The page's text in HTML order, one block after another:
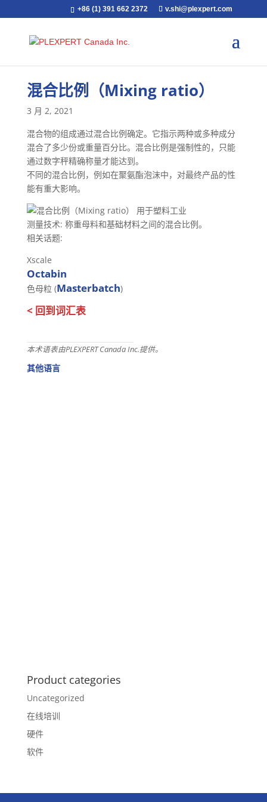
+86 (1) 391 662 2372 v.shi@plexpert.com
混合比例（Mixing ratio）
3 月 2, 2021
混合物的组成通过混合比例确定。它指示两种或多种成分
混合了多少份或重量百分比。混合比例是强制性的，只能
通过数字秤精确称量才能达到。
不同的混合比例，例如在聚氨酯泡沫中，对最终产品的性
能有重大影响。
测量技术: 称重母料和基础材料之间的混合比例。
相关话题:
Xscale
Octabin
色母粒 (Masterbatch)
< 回到词汇表
本术语表由PLEXPERT Canada Inc.提供。
其他语言
Product categories
Uncategorized
在线培训
硬件
软件